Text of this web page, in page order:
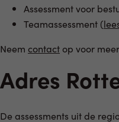
Assessment voor
Teamassessment (
Neem contact op voor
Adres
De assessments uit de